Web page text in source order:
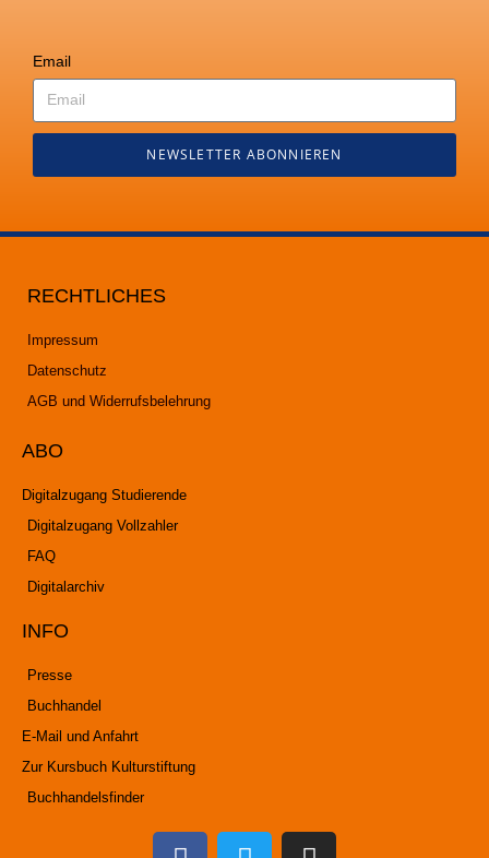
Email
NEWSLETTER ABONNIEREN
RECHTLICHES
Impressum
Datenschutz
AGB und Widerrufsbelehrung
ABO
Digitalzugang Studierende
Digitalzugang Vollzahler
FAQ
Digitalarchiv
INFO
Presse
Buchhandel
E-Mail und Anfahrt
Zur Kursbuch Kulturstiftung
Buchhandelsfinder